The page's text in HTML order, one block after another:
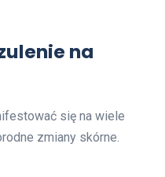
na
się na wiele
zmiany skórne.